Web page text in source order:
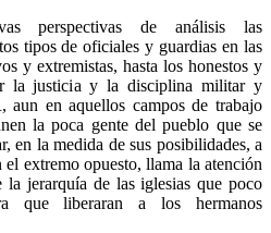
perspectivas de análisis las
tipos de oficiales y guardias en las
y extremistas, hasta los honestos y
la justicia y la disciplina militar y
aun en aquellos campos de trabajo
la poca gente del pueblo que se
en la medida de sus posibilidades, a
el extremo opuesto, llama la atención
jerarquía de las iglesias que poco
que liberaran a los hermanos